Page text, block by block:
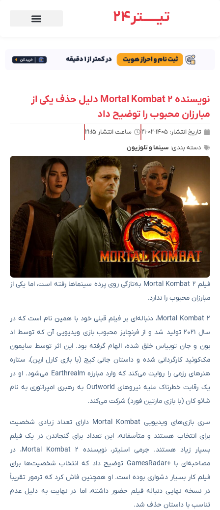
تیـــــتر24
نویسنده Mortal Kombat 2 دلیل حذف یکی از
مبارزان محبوب را توضیح داد
تاریخ انتشار: ۱۴۰۵-۰۲-۲۱ ساعت انتشار ۲۱:۱۵
دسته بندی: سینما و تلوزیون
فیلم Mortal Kombat 2 به‌تازگی روی پرده سینماها رفته است، اما یکی از
مبارزان محبوب را ندارد.
Mortal Kombat 2، دنباله‌ای بر فیلم قبلی خود با همین نام است که در
سال ۲۰۲۱ تولید شد و از فرنچایز محبوب بازی ویدیویی آن که توسط اد
بون و جان توبیاس خلق شده، الهام گرفته بود. این اثر توسط سایمون
مک‌کوئید کارگردانی شده و داستان جانی کیج (با بازی کارل اربن)، ستاره
هنرهای رزمی را روایت می‌کند که وارد مبارزه Earthrealm می‌شود. او در
یک رقابت خطرناک علیه نیروهای Outworld به رهبری امپراتوری به نام
شائو کان (با بازی مارتین فورد) شرکت می‌کند.
سری بازی‌های ویدیویی Mortal Kombat دارای تعداد زیادی شخصیت
برای انتخاب هستند و متأسفانه، این تعداد برای گنجاندن در یک فیلم
بسیار زیاد هستند. جرمی اسلیتر، نویسنده Mortal Kombat 2، در
مصاحبه‌ای با +GamesRadar توضیح داد که انتخاب شخصیت‌ها برای
فیلم کار بسیار دشواری بوده است. او همچنین فاش کرد که ترمور تقریباً
در نسخه نهایی دنباله فیلم حضور داشته، اما در نهایت به دلیل عدم
تناسب با داستان حذف شد.